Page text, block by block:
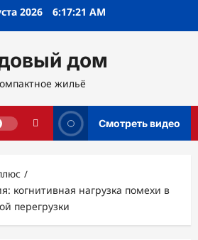
2026 6:17:22 AM
дом
жильё
Смотреть видео
когнитивная нагрузка помехи в
перегрузки